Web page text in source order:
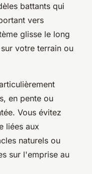
battants qui
vers
glisse le long
votre terrain ou
en pente ou
Vous évitez
liées aux
naturels ou
sur l'emprise au